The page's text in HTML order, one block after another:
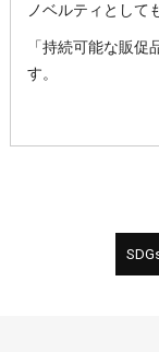
ノベルティとして
「持続可能な販
す。